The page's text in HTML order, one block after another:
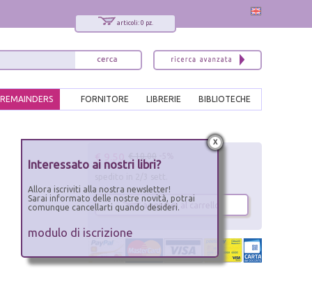
articoli: 0 pz.
BIBLIOTECHE
LIBRERIE
FORNITORE
REMAINDERS
€ 9.50
aggiungi al carrello
x
Interessato ai nostri libri?
Allora iscriviti alla nostra newsletter!
Sarai informato delle nostre novità, potrai
comunque cancellarti quando desideri.
modulo di iscrizione